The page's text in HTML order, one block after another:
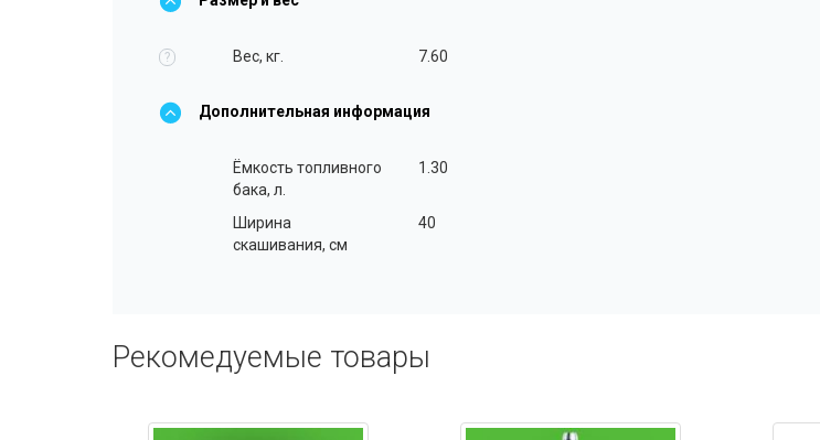
? Вес, кг. 7.60
Дополнительная информация
Ёмкость топливного
бака, л.
1.30
Ширина
скашивания, см
40
Рекомедуемые товары